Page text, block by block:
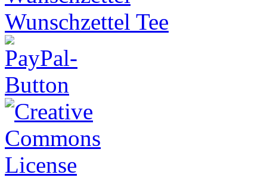
Wunschzettel Tee